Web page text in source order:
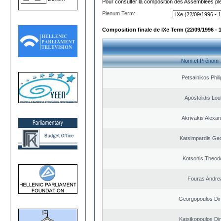
Pour consulter la composition des Assemblées
Plenum Term:
Composition finale de IXe Term (22/09/1996 -
Nom et Prénom
Petsalnikos
Apostolidis
Akrivakis
Katsimpardis
Kotsonis
Fouras
Georgopoulos
Katsikopoulos